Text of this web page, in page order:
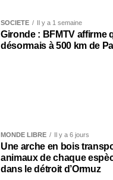
SOCIÉTÉ Il y a 1 semaine
Gironde : BFMTV affirme
désormais à 500 km de
MONDE LIBRE Il y a 6 jours
Une arche en bois
animaux de chaque
dans le détroit d’Ormuz